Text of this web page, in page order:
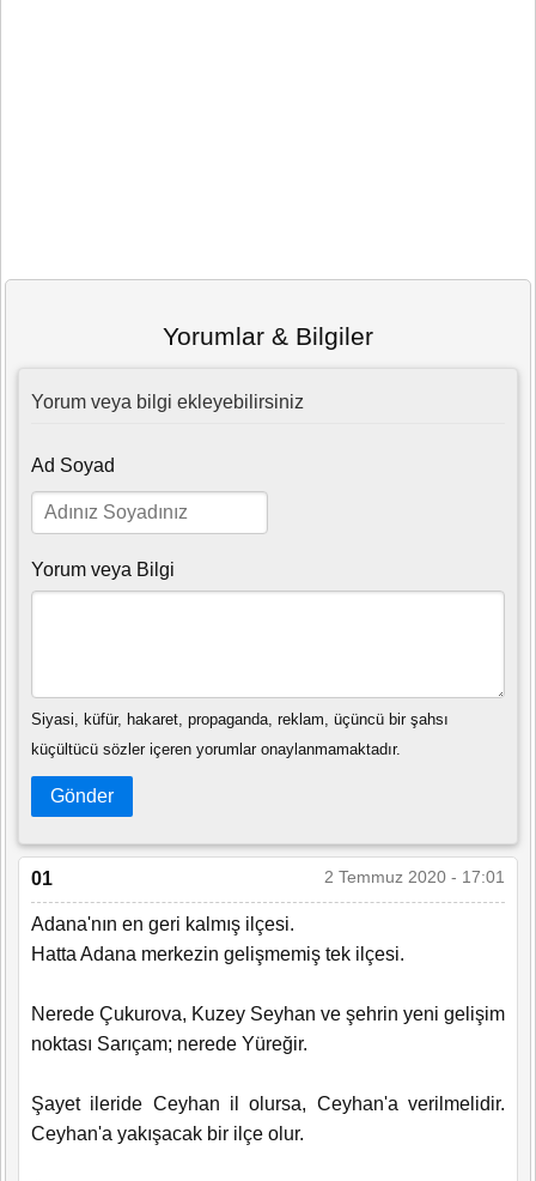
Yorumlar & Bilgiler
Yorum veya bilgi ekleyebilirsiniz
Ad Soyad
Yorum veya Bilgi
Siyasi, küfür, hakaret, propaganda, reklam, üçüncü bir şahsı
küçültücü sözler içeren yorumlar onaylanmamaktadır.
Gönder
01 2 Temmuz 2020 - 17:01
Adana'nın en geri kalmış ilçesi.
Hatta Adana merkezin gelişmemiş tek ilçesi.
Nerede Çukurova, Kuzey Seyhan ve şehrin yeni gelişim
noktası Sarıçam; nerede Yüreğir.
Şayet ileride Ceyhan il olursa, Ceyhan'a verilmelidir.
Ceyhan'a yakışacak bir ilçe olur.